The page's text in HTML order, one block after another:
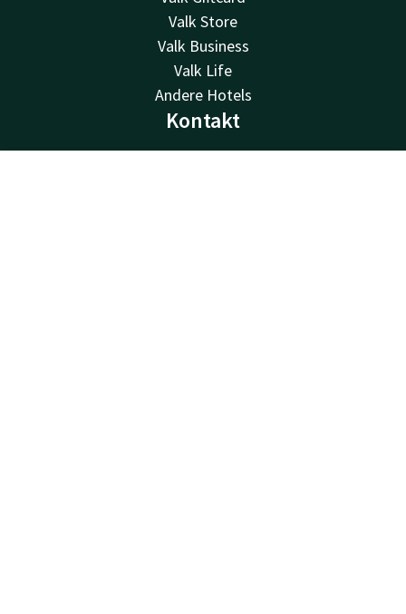
Valk Store
Valk Business
Valk Life
Andere Hotels
Kontakt